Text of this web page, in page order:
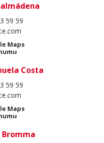
59 59
Maps
Costa
59 59
Maps